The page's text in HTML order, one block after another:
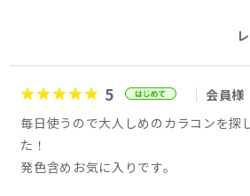
5 会員様
毎日使うので大人しめのカラコンを探
た！
発色含めお気に入りです。